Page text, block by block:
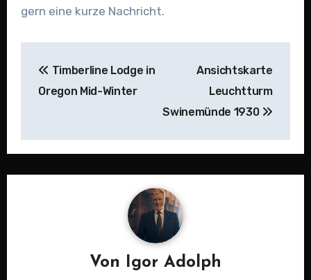
gern eine kurze Nachricht.
Timberline Lodge in
Oregon Mid-Winter
Ansichtskarte
Leuchtturm
Swinemünde 1930
Von Igor Adolph